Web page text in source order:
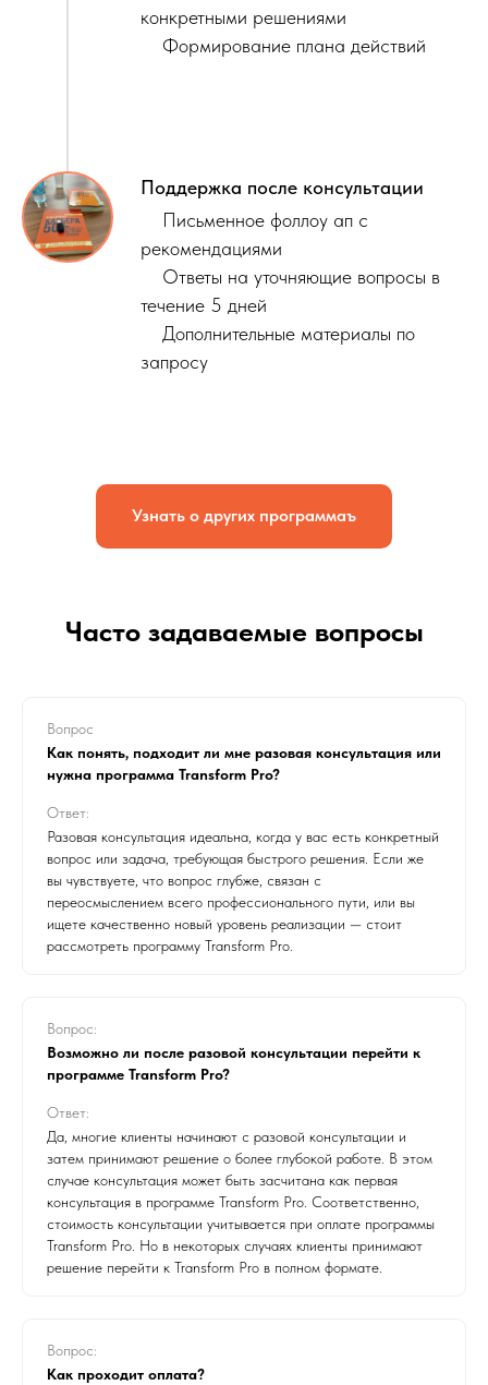
конкретными решениями
Формирование плана действий
Поддержка после консультации
Письменное фоллоу ап с
рекомендациями
Ответы на уточняющие вопросы в
течение 5 дней
Дополнительные материалы по
запросу
Узнать о других программаъ
Часто задаваемые вопросы
Вопрос
Как понять, подходит ли мне разовая консультация или
нужна программа Transform Pro?
Ответ:
Разовая консультация идеальна, когда у вас есть конкретный
вопрос или задача, требующая быстрого решения. Если же
вы чувствуете, что вопрос глубже, связан с
переосмыслением всего профессионального пути, или вы
ищете качественно новый уровень реализации — стоит
рассмотреть программу Transform Pro.
Вопрос:
Возможно ли после разовой консультации перейти к
программе Transform Pro?
Ответ:
Да, многие клиенты начинают с разовой консультации и
затем принимают решение о более глубокой работе. В этом
случае консультация может быть засчитана как первая
консультация в программе Transform Pro. Соответственно,
стоимость консультации учитывается при оплате программы
Transform Pro. Но в некоторых случаях клиенты принимают
решение перейти к Transform Pro в полном формате.
Вопрос:
Как проходит оплата?